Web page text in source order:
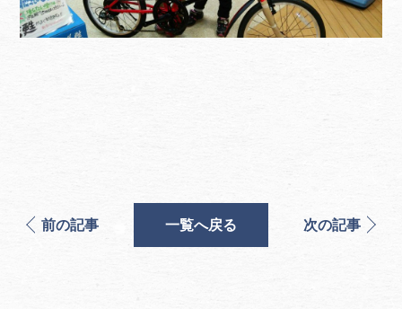
前の記事 一覧へ戻る 次の記事